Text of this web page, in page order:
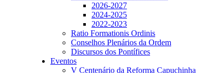
2026-2027
2024-2025
2022-2023
Ratio Formationis Ordinis
Conselhos Plenários da Ordem
Discursos dos Pontífices
Eventos
V Centenário da Reforma Capuchinha